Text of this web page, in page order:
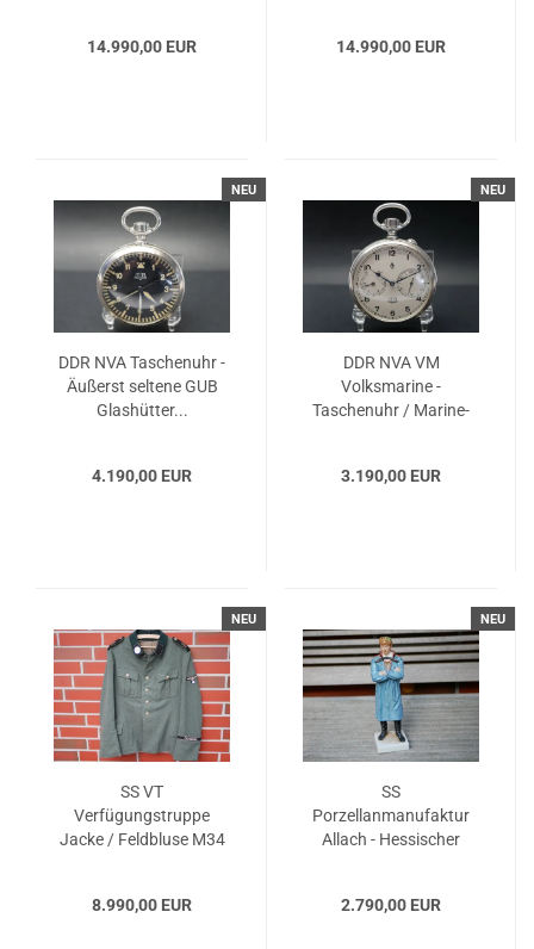
14.990,00 EUR 14.990,00 EUR
NEU
DDR NVA Taschenuhr -
Äußerst seltene GUB
Glashütter...
4.190,00 EUR
NEU
DDR NVA VM
Volksmarine -
Taschenuhr / Marine-
3.190,00 EUR
NEU
SS VT
Verfügungstruppe
Jacke / Feldbluse M34
8.990,00 EUR
NEU
SS
Porzellanmanufaktur
Allach - Hessischer
2.790,00 EUR